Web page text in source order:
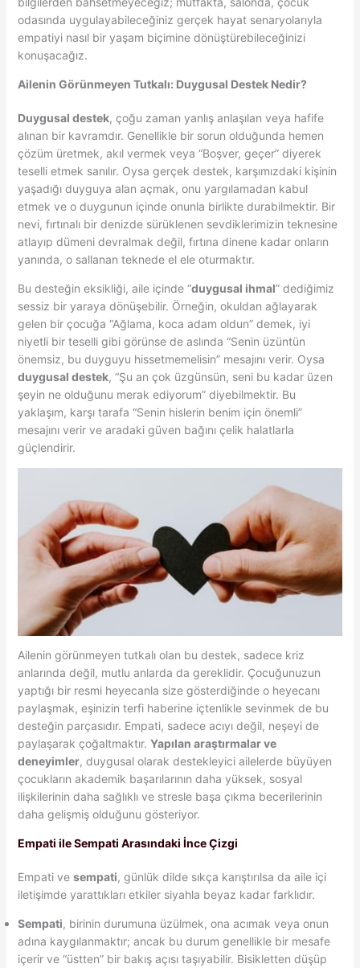
odasında uygulayabileceğiniz gerçek hayat senaryolarıyla
empatiyi nasıl bir yaşam biçimine dönüştürebileceğinizi
konuşacağız.
Ailenin Görünmeyen Tutkalı: Duygusal Destek Nedir?
Duygusal destek, çoğu zaman yanlış anlaşılan veya hafife
alınan bir kavramdır. Genellikle bir sorun olduğunda hemen
çözüm üretmek, akıl vermek veya “Boşver, geçer” diyerek
teselli etmek sanılır. Oysa gerçek destek, karşımızdaki kişinin
yaşadığı duyguya alan açmak, onu yargılamadan kabul
etmek ve o duygunun içinde onunla birlikte durabilmektir. Bir
nevi, fırtınalı bir denizde sürüklenen sevdiklerimizin teknesine
atlayıp dümeni devralmak değil, fırtına dinene kadar onların
yanında, o sallanan teknede el ele oturmaktır.
Bu desteğin eksikliği, aile içinde “duygusal ihmal” dediğimiz
sessiz bir yaraya dönüşebilir. Örneğin, okuldan ağlayarak
gelen bir çocuğa “Ağlama, koca adam oldun” demek, iyi
niyetli bir teselli gibi görünse de aslında “Senin üzüntün
önemsiz, bu duyguyu hissetmemelisin” mesajını verir. Oysa
duygusal destek, “Şu an çok üzgünsün, seni bu kadar üzen
şeyin ne olduğunu merak ediyorum” diyebilmektir. Bu
yaklaşım, karşı tarafa “Senin hislerin benim için önemli”
mesajını verir ve aradaki güven bağını çelik halatlarla
güçlendirir.
Ailenin görünmeyen tutkalı olan bu destek, sadece kriz
anlarında değil, mutlu anlarda da gereklidir. Çocuğunuzun
yaptığı bir resmi heyecanla size gösterdiğinde o heyecanı
paylaşmak, eşinizin terfi haberine içtenlikle sevinmek de bu
desteğin parçasıdır. Empati, sadece acıyı değil, neşeyi de
paylaşarak çoğaltmaktır. Yapılan araştırmalar ve
deneyimler, duygusal olarak destekleyici ailelerde büyüyen
çocukların akademik başarılarının daha yüksek, sosyal
ilişkilerinin daha sağlıklı ve stresle başa çıkma becerilerinin
daha gelişmiş olduğunu gösteriyor.
Empati ile Sempati Arasındaki İnce Çizgi
Empati ve sempati, günlük dilde sıkça karıştırılsa da aile içi
iletişimde yarattıkları etkiler siyahla beyaz kadar farklıdır.
Sempati, birinin durumuna üzülmek, ona acımak veya onun
adına kaygılanmaktır; ancak bu durum genellikle bir mesafe
içerir ve “üstten” bir bakış açısı taşıyabilir. Bisikletten düşüp